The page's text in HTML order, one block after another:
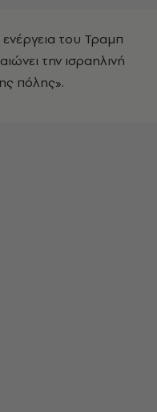
του Τραμπ
την ισραηλινή
πόλης».